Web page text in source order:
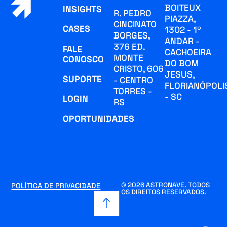
INSIGHTS
CASES
FALE
CONOSCO
SUPORTE
LOGIN
OPORTUNIDADES
R. PEDRO
CINCINATO
BORGES,
376 ED.
MONTE
CRISTO, 606
- CENTRO
TORRES -
RS
BOITEUX
PIAZZA,
1302 - 1º
ANDAR -
CACHOEIRA
DO BOM
JESUS,
- SC
© 2026 ASTRONAVE. TODOS
OS DIREITOS RESERVADOS.
POLÍTICA DE PRIVACIDADE